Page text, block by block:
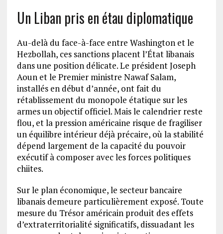
Un Liban pris en étau diplomatique
Au-delà du face-à-face entre Washington et le
Hezbollah, ces sanctions placent l’État libanais
dans une position délicate. Le président Joseph
Aoun et le Premier ministre Nawaf Salam,
installés en début d’année, ont fait du
rétablissement du monopole étatique sur les
armes un objectif officiel. Mais le calendrier reste
flou, et la pression américaine risque de fragiliser
un équilibre intérieur déjà précaire, où la stabilité
dépend largement de la capacité du pouvoir
exécutif à composer avec les forces politiques
chiites.
Sur le plan économique, le secteur bancaire
libanais demeure particulièrement exposé. Toute
mesure du Trésor américain produit des effets
d’extraterritorialité significatifs, dissuadant les